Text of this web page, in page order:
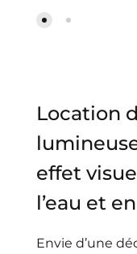
Location
effet
l’eau et
Envie d’une